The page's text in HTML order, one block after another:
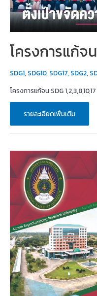
โครงการแก้จน
SDG1, SDG10, SDG17, SDG2,
โครงการแก้จน SDG
โครงการ
แก้
รายละเอียดเพิ่มเติม